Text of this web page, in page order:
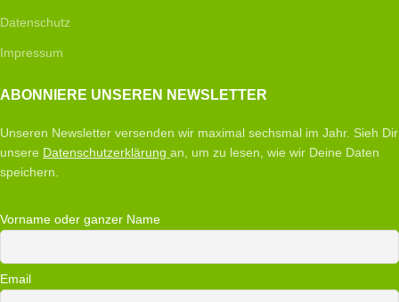
Datenschutz
Impressum
ABONNIERE UNSEREN NEWSLETTER
Unseren Newsletter versenden wir maximal sechsmal im Jahr. Sieh Dir
unsere Datenschutzerklärung an, um zu lesen, wie wir Deine Daten
speichern.
Vorname oder ganzer Name
Email